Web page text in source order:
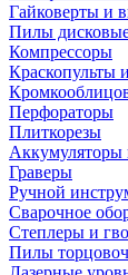
Гайковерты и
Пилы
Компрессоры
Краскопульты
Перфораторы
Плиткорезы
Аккумуляторы
Граверы
Ручной
Сварочное
Степлеры и
Пилы